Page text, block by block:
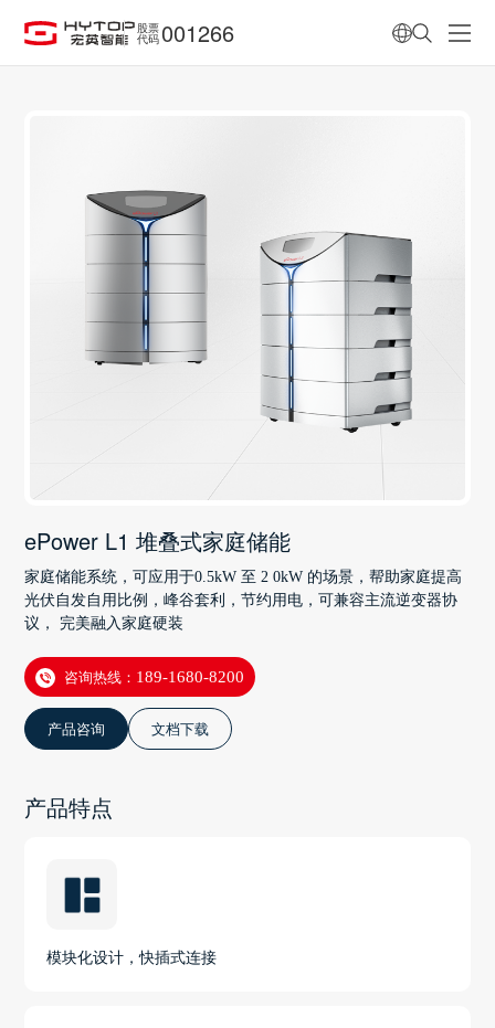
股票
代码 001266
ePower L1 堆叠式家庭储能
家庭储能系统，可应用于0.5kW 至 2 0kW 的场景，帮助家庭提高
光伏自发自用比例，峰谷套利，节约用电，可兼容主流逆变器协
议， 完美融入家庭硬装
咨询热线： 189-1680-8200
产品咨询 文档下载
产品特点
模块化设计，快插式连接